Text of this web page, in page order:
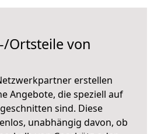
Ortsteile von
erstellen
Angebote, die speziell auf
sind. Diese
unabhängig davon, ob